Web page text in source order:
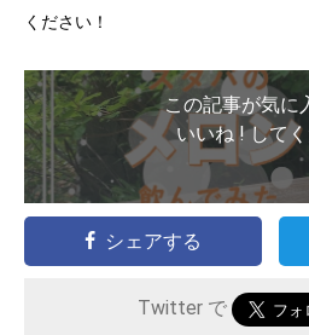
ください！
この記事が気に
いいね ! して
シェアする
Twitter で